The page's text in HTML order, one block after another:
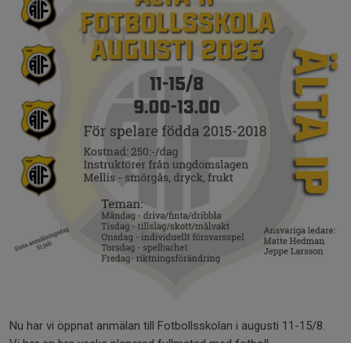
Nu har vi öppnat anmälan till Fotbollsskolan i augusti 11-15/8.